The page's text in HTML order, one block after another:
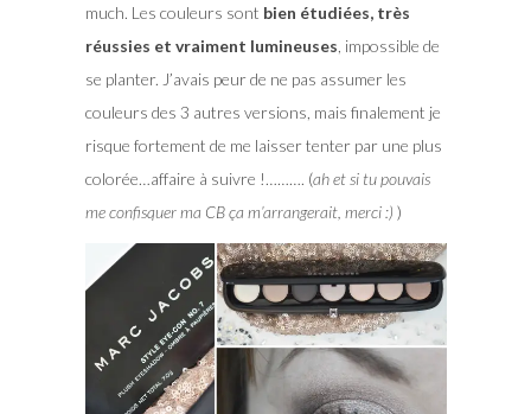
much. Les couleurs sont bien étudiées, très
réussies et vraiment lumineuses , impossible de
se planter. J’avais peur de ne pas assumer les
couleurs des 3 autres versions, mais finalement je
risque fortement de me laisser tenter par une plus
colorée…affaire à suivre !………. (ah et si tu pouvais
me confisquer ma CB ça m’arrangerait, merci :) )